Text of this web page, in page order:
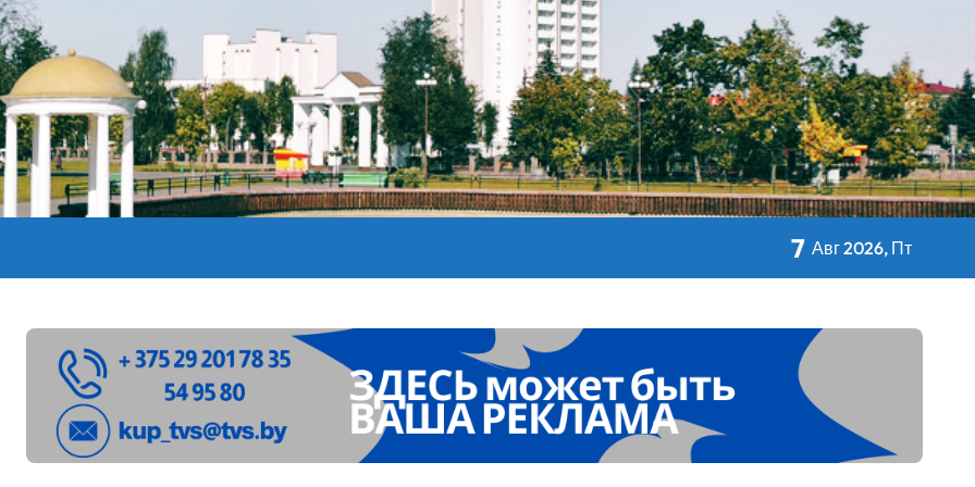
в Беларуси из-за жары
аппараты. Минобразования об изменениях в школьном питании
из Молодечно о 50-килограммовом каравае для Дворца Независимости
детей с 1 сентября, рассказали в правительстве
рассказали о погоде на сегодня
7 Авг 2026, Пт